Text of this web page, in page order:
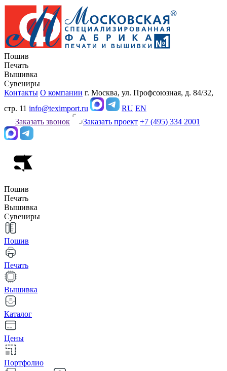
Пошив
Печать
Вышивка
Сувениры
Контакты О компании г. Москва, ул. Профсоюзная, д. 84/32,
стр. 11 info@teximport.ru RU EN
Заказать звонок
Заказать проект +7 (495) 334 2001
Пошив
Печать
Вышивка
Сувениры
Пошив
Печать
Вышивка
Каталог
Цены
Портфолио